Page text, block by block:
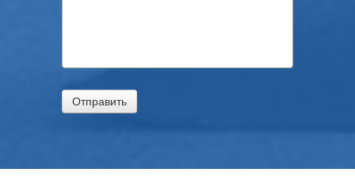
Отправить